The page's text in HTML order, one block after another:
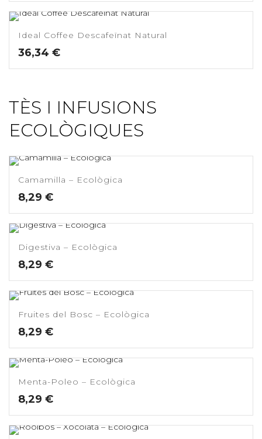
Ideal Coffee Descafeïnat Natural
36,34 €
TÈS I INFUSIONS
ECOLÒGIQUES
Camamilla – Ecològica
8,29 €
Digestiva – Ecològica
8,29 €
Fruites del Bosc – Ecològica
8,29 €
Menta-Poleo – Ecològica
8,29 €